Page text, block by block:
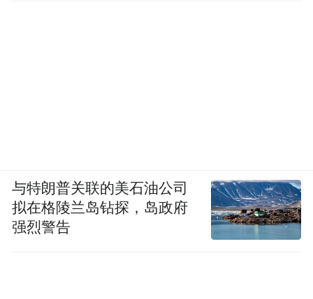
与特朗普关联的美石油公司
拟在格陵兰岛钻探，岛政府
强烈警告